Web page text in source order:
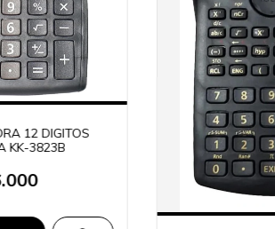
12 DIGITOS
KK-3823B